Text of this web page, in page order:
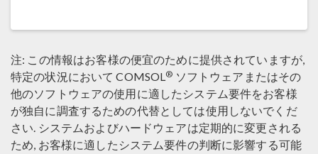
注: この情報はお客様の便宜のために提供されていますが,
特定の状況において COMSOL® ソフトウェアまたはその
他のソフトウェアの使用に適したシステム要件をお客様
が独自に調査するための代替としては使用しないでくだ
さい. システムおよびハードウェアは定期的に変更される
ため, お客様に適したシステム要件の判断に影響する可能